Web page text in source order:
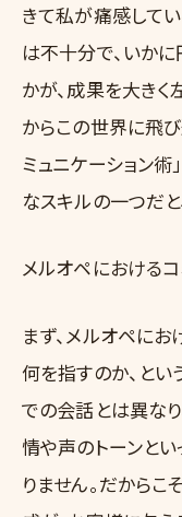
きて私が痛感して
は不十分で、いか
かが、成果を大き
からこの世界に飛び
ミュニケーション
なスキルの一つだと
メルオペにおける
まず、メルオペに
何を指すのか、とい
での会話とは異なり
情や声のトーンと
りません。だから